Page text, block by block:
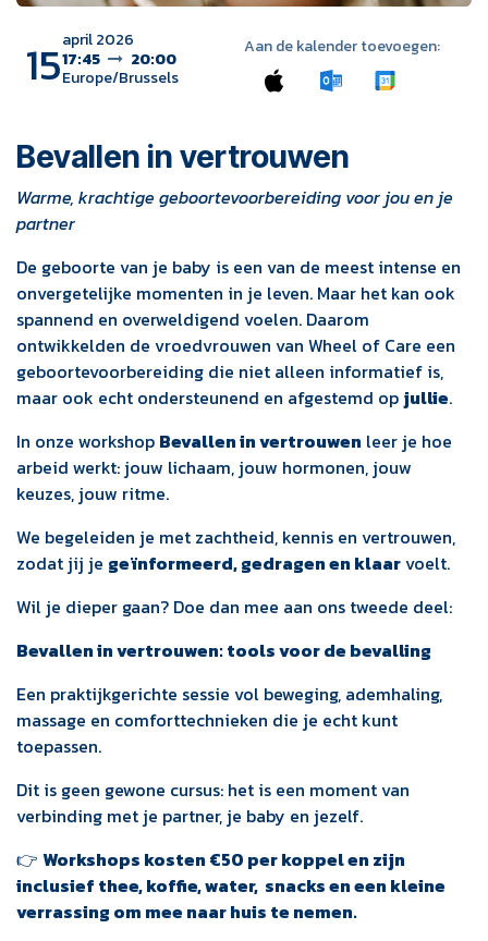
15april 2026
17:45
20:00
Europe/Brussels
Aan de kalender toevoegen:
Bevallen in vertrouwen
Warme, krachtige geboortevoorbereiding voor jou en je
partner
De geboorte van je baby is een van de meest intense en
onvergetelijke momenten in je leven. Maar het kan ook
spannend en overweldigend voelen. Daarom
ontwikkelden de vroedvrouwen van Wheel of Care een
geboortevoorbereiding die niet alleen informatief is,
maar ook echt ondersteunend en afgestemd op jullie.
In onze workshop Bevallen in vertrouwen leer je hoe
arbeid werkt: jouw lichaam, jouw hormonen, jouw
keuzes, jouw ritme.
We begeleiden je met zachtheid, kennis en vertrouwen,
zodat jij je geïnformeerd, gedragen en klaarvoelt.
Wil je dieper gaan? Doe dan mee aan ons tweede deel:
Bevallen in vertrouwen: tools voor de bevalling
Een praktijkgerichte sessie vol beweging, ademhaling,
massage en comforttechnieken die je echt kunt
toepassen.
Dit is geen gewone cursus: het is een moment van
verbinding met je partner, je baby en jezelf.
👉 Workshops kosten €50 per koppel en zijn
inclusief thee, koffie, water, snacks en een kleine
verrassing om mee naar huis te nemen.